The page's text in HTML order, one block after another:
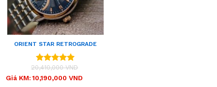
ORIENT STAR RETROGRADE
Được xếp
hạng5.00
20,410,000VND
Giá
gốc
10,190,000 VND
Giá
hiện
Giá KM: